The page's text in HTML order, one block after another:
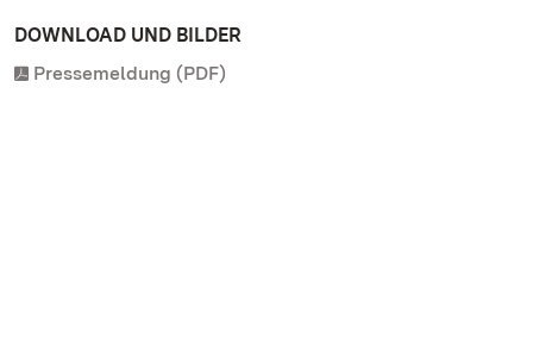
DOWNLOAD UND BILDER
Pressemeldung (PDF)